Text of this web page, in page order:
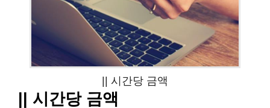
|| 시간당 금액
|| 시간당 금액